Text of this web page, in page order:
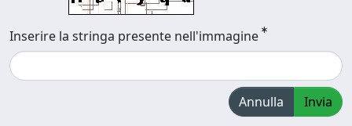
Inserire la stringa presente nell'immagine
Annulla Invia